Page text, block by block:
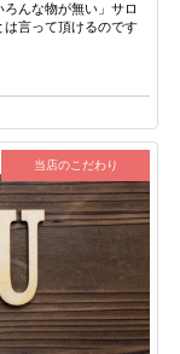
んな物が無い」サロ
は言って頂けるのです
当店のこだわり